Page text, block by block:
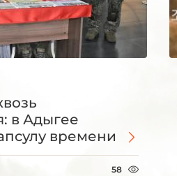
в Адыгее
времени
58